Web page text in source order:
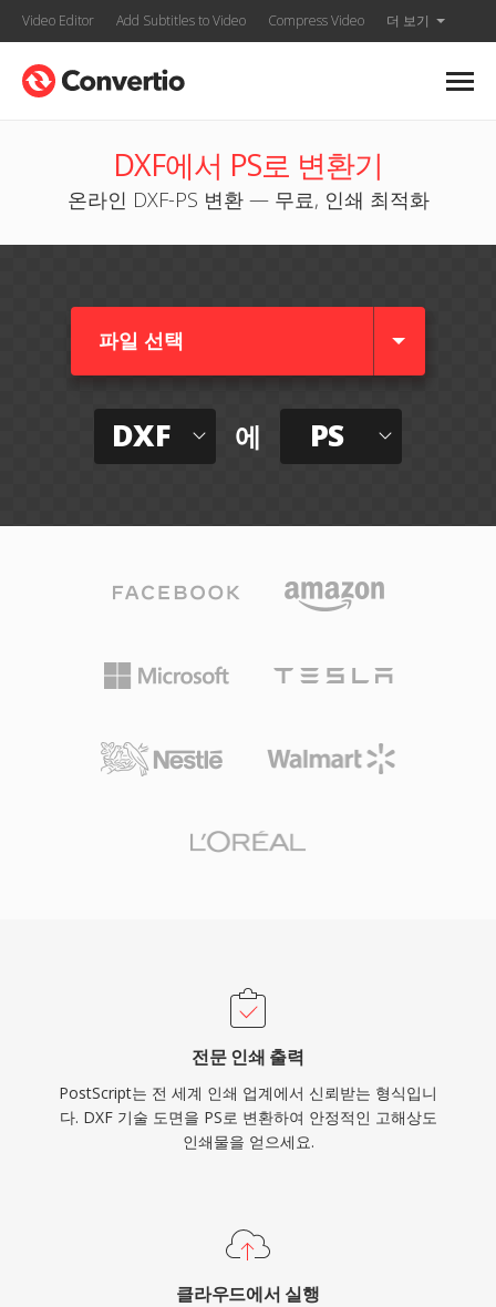
Video Editor Add Subtitles to Video Compress Video 더 보기
DXF에서 PS로 변환기
온라인 DXF-PS 변환 — 무료, 인쇄 최적화
파일 선택
DXF 에 PS
전문 인쇄 출력
PostScript는 전 세계 인쇄 업계에서 신뢰받는 형식입니
다. DXF 기술 도면을 PS로 변환하여 안정적인 고해상도
인쇄물을 얻으세요.
클라우드에서 실행